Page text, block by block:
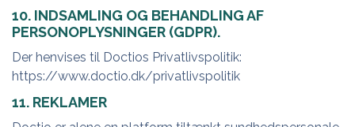
10. INDSAMLING OG BEHANDLING AF
PERSONOPLYSNINGER (GDPR).
Der henvises til Doctios Privatlivspolitik:
https://www.doctio.dk/privatlivspolitik
11. REKLAMER